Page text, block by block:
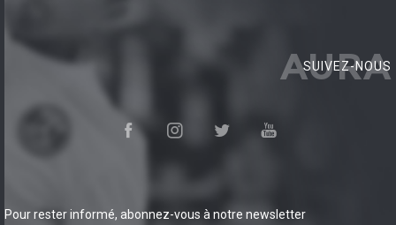
AURA
SUIVEZ-NOUS
Pour rester informé, abonnez-vous à notre newsletter